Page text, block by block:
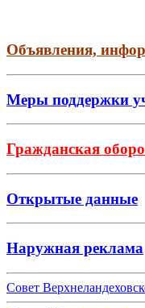
Объявления,
Меры поддержки
Гражданская
Открытые данные
Наружная реклама
Совет